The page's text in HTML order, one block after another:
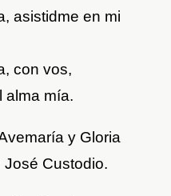
asistidme en mi
con vos,
alma mía.
y Gloria
José Custodio.